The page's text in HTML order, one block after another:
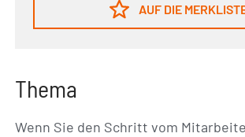
AUF DIE
Thema
Wenn Sie den Schritt vom